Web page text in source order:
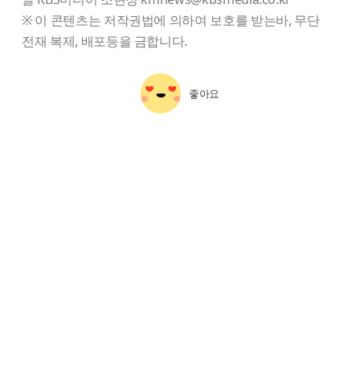
※ 이 콘텐츠는 저작권법에 의하여 보호를 받는바, 무단
전재 복제, 배포등을 금합니다.
좋아요